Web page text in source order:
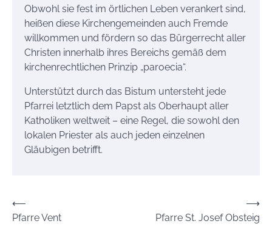
Obwohl sie fest im örtlichen Leben verankert sind,
heißen diese Kirchengemeinden auch Fremde
willkommen und fördern so das Bürgerrecht aller
Christen innerhalb ihres Bereichs gemäß dem
kirchenrechtlichen Prinzip „paroecia“.
Unterstützt durch das Bistum untersteht jede
Pfarrei letztlich dem Papst als Oberhaupt aller
Katholiken weltweit – eine Regel, die sowohl den
lokalen Priester als auch jeden einzelnen
Gläubigen betrifft.
Beitrags-
Navigation
⟵
Pfarre Vent
Pfarre St. Josef Obsteig
⟶